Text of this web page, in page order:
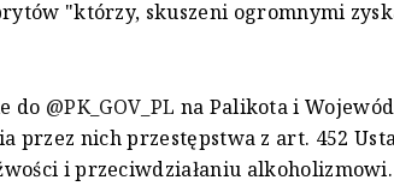
"którzy, skuszeni ogromnymi
do @PK_GOV_PL na Palikota i
przez nich przestępstwa z art. 452
i przeciwdziałaniu